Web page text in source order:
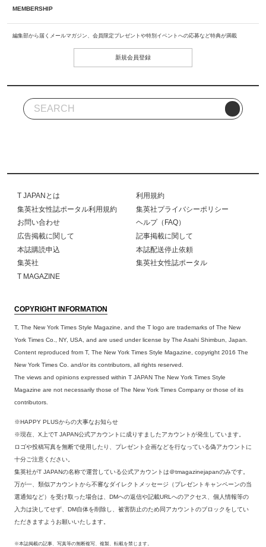
MEMBERSHIP
編集部から届くメールマガジン、会員限定プレゼントや特別イベントへの応募など特典が満載
新規会員登録
T JAPANとは
利用規約
集英社女性誌ポータル利用規約
集英社プライバシーポリシー
お問い合わせ
ヘルプ（FAQ）
広告掲載に関して
記事掲載に関して
本誌購読申込
本誌配送停止依頼
集英社
集英社女性誌ポータル
T MAGAZINE
COPYRIGHT INFORMATION
T, The New York Times Style Magazine, and the T logo are trademarks of The New
York Times Co., NY, USA, and are used under license by The Asahi Shimbun, Japan.
Content reproduced from T, The New York Times Style Magazine, copyright 2016 The
New York Times Co. and/or its contributors, all rights reserved.
The views and opinions expressed within T JAPAN The New York Times Style
Magazine are not necessarily those of The New York Times Company or those of its
contributors.
※HAPPY PLUSからの大事なお知らせ
※現在、X上でT JAPAN公式アカウントに成りすましたアカウントが発生しています。
ロゴや投稿写真を無断で使用したり、プレゼント企画などを行なっている偽アカウントに
十分ご注意ください。
集英社がT JAPANの名称で運営している公式アカウントは＠tmagazinejapanのみです。
万が一、類似アカウントから不審なダイレクトメッセージ（プレゼントキャンペーンの当
選通知など）を受け取った場合は、DMへの返信や記載URLへのアクセス、個人情報等の
入力は決してせず、DM自体を削除し、被害防止のため同アカウントのブロックをしてい
ただきますようお願いいたします。
※本誌掲載の記事、写真等の無断複写、複製、転載を禁じます。